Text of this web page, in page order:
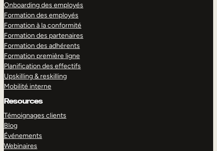
Onboarding des employés
Formation des employés
Formation à la conformité
Formation des partenaires
Formation des adhérents
Formation première ligne
Planification des effectifs
Upskilling & reskilling
Mobilité interne
Resources
Témoignages clients
Blog
Événements
Webinaires